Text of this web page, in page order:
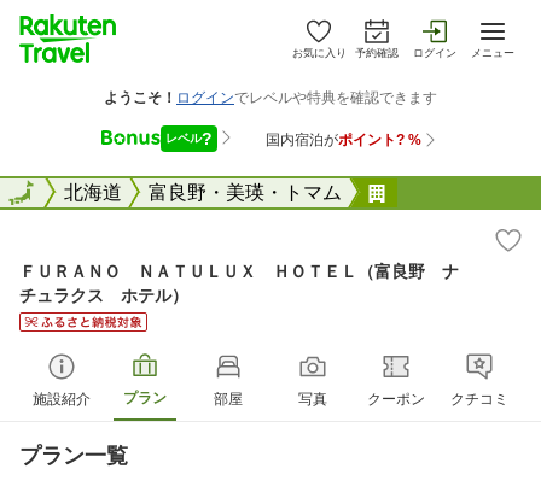
お気に入り 予約確認 ログイン メニュー
全国北海道 富良野・美瑛・トマム
全国
ＦＵＲＡＮＯ ＮＡＴＵＬＵＸ ＨＯＴＥＬ（富良野 ナ
チュラクス ホテル）
施設紹介 プラン 部屋 写真 クーポン クチコミ
プラン一覧